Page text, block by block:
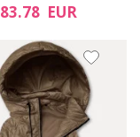
83.78 EUR